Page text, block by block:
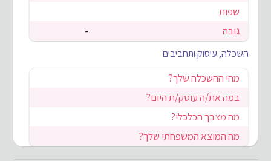
שפות
גובה
-
השכלה, עיסוק ותחביבים
מהי ההשכלה שלך?
במה את/ה עוסק/ת היום?
מה מצבך הכלכלי?
מה המוצא המשפחתי שלך?